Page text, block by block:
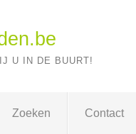
U IN DE BUURT!
Zoeken Contact